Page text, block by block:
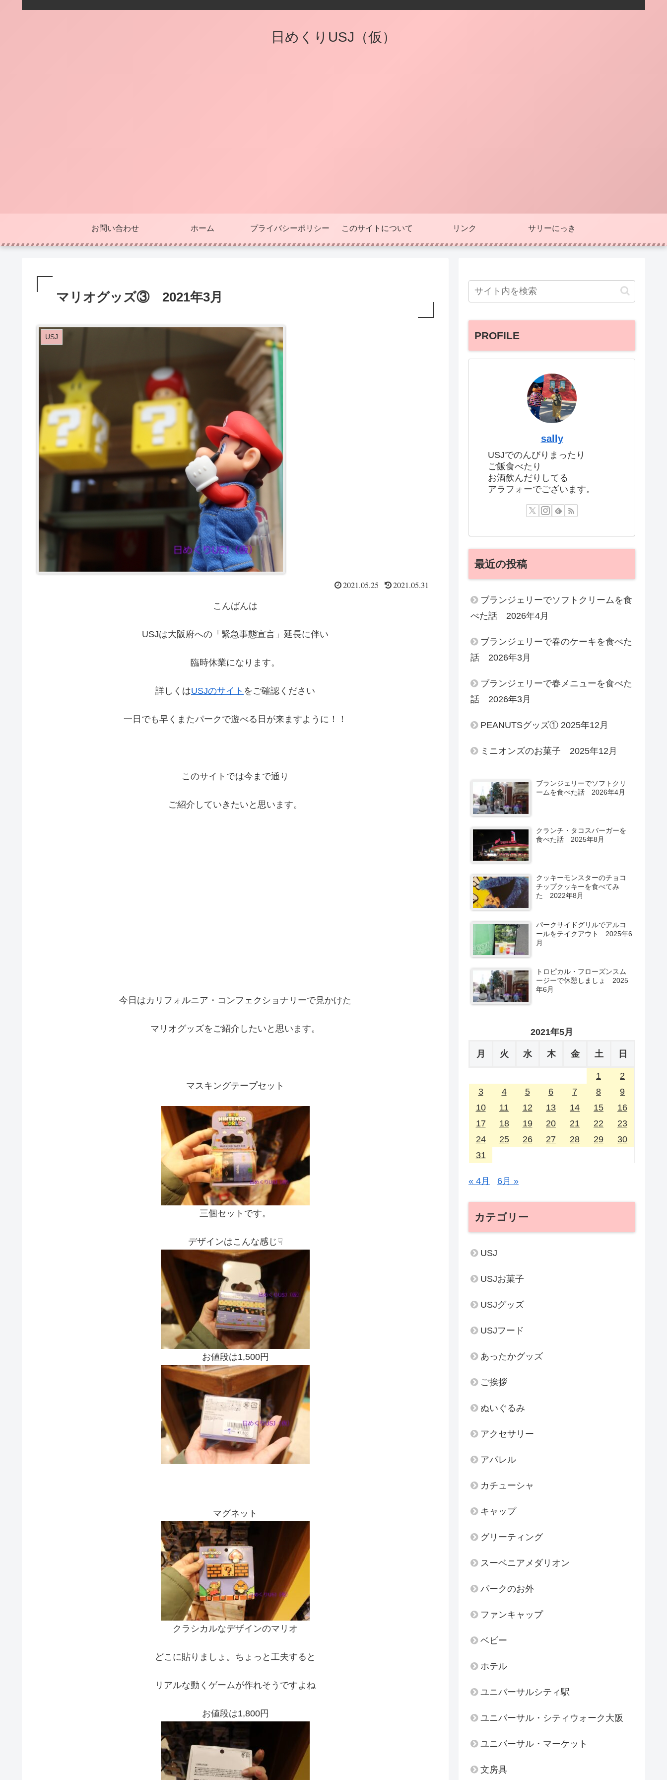
日めくりUSJ（仮）
お問い合わせ ホーム プライバシーポリシー このサイトについて リンク サリーにっき
マリオグッズ③ 2021年3月
USJ
2021.05.25 2021.05.31
こんばんは
USJは大阪府への「緊急事態宣言」延長に伴い
臨時休業になります。
詳しくはUSJのサイト をご確認ください
一日でも早くまたパークで遊べる日が来ますように！！
このサイトでは今まで通り
ご紹介していきたいと思います。
今日はカリフォルニア・コンフェクショナリーで見かけた
マリオグッズをご紹介したいと思います。
マスキングテープセット
三個セットです。
デザインはこんな感じ☟
お値段は1,500円
マグネット
クラシカルなデザインのマリオ
どこに貼りましょ。ちょっと工夫すると
リアルな動くゲームが作れそうですよね
お値段は1,800円
PROFILE
sally
USJでのんびりまったり
ご飯食べたり
お酒飲んだりしてる
アラフォーでございます。
最近の投稿
ブランジェリーでソフトクリームを食
べた話 2026年4月
ブランジェリーで春のケーキを食べた
話 2026年3月
ブランジェリーで春メニューを食べた
話 2026年3月
PEANUTSグッズ① 2025年12月
ミニオンズのお菓子 2025年12月
ブランジェリーでソフトクリ
ームを食べた話 2026年4月
クランチ・タコスバーガーを
食べた話 2025年8月
クッキーモンスターのチョコ
チップクッキーを食べてみ
た 2022年8月
パークサイドグリルでアルコ
ールをテイクアウト 2025年6
月
トロピカル・フローズンスム
ージーで休憩しましょ 2025
年6月
2021年5月
月 火 水 木 金 土 日
1
2
3
4 5 6 7 8
9
10
11 12 13 14 15
16
17
18 19 20 21 22
23
24
25 26 27 28 29
30
31
« 4月 6月 »
カテゴリー
USJ
USJお菓子
USJグッズ
USJフード
あったかグッズ
ご挨拶
ぬいぐるみ
アクセサリー
アパレル
カチューシャ
キャップ
グリーティング
スーベニアメダリオン
パークのお外
ファンキャップ
ベビー
ホテル
ユニバーサルシティ駅
ユニバーサル・シティウォーク大阪
ユニバーサル・マーケット
文房具